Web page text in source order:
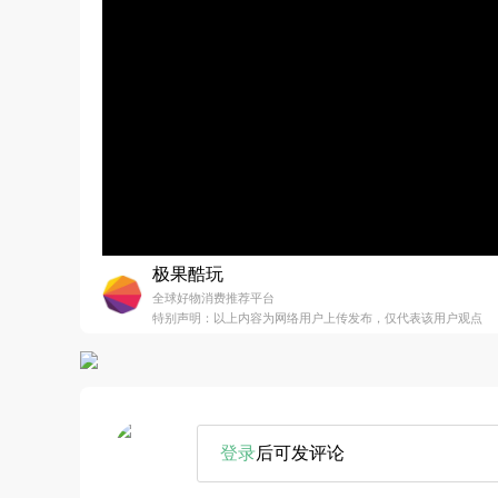
极果酷玩
全球好物消费推荐平台
特别声明：以上内容为网络用户上传发布，仅代表该用户观点
登录后可发评论